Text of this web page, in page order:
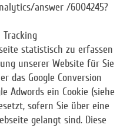
answer /6004245?
Tracking
statistisch zu erfassen
unserer Website für Sie
das Google Conversion
Adwords ein Cookie (siehe
sofern Sie über eine
gelangt sind. Diese